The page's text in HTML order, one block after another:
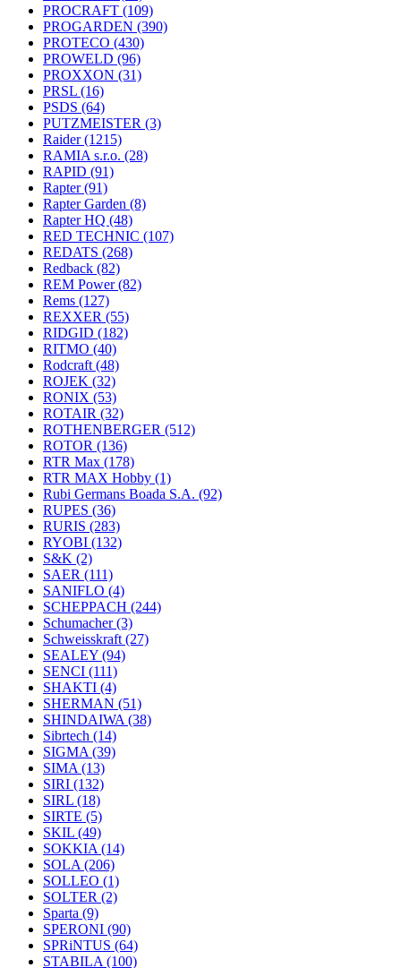
PROCRAFT (109)
PROGARDEN (390)
PROTECO (430)
PROWELD (96)
PROXXON (31)
PRSL (16)
PSDS (64)
PUTZMEISTER (3)
Raider(1215)
RAMIA s.r.o. (28)
RAPID (91)
Rapter(91)
Rapter Garden (8)
Rapter HQ (48)
RED TECHNIC (107)
REDATS (268)
Redback (82)
REM Power(82)
Rems (127)
REXXER (55)
RIDGID (182)
RITMO (40)
Rodcraft (48)
ROJEK (32)
RONIX (53)
ROTAIR (32)
ROTHENBERGER (512)
ROTOR (136)
RTR Max (178)
RTR MAX Hobby (1)
Rubi Germans Boada S.A. (92)
RUPES (36)
RURIS (283)
RYOBI (132)
S&K (2)
SAER (111)
SANIFLO (4)
SCHEPPACH (244)
Schumacher(3)
Schweisskraft (27)
SEALEY (94)
SENCI (111)
SHAKTI (4)
SHERMAN (51)
SHINDAIWA (38)
Sibrtech (14)
SIGMA (39)
SIMA (13)
SIRI (132)
SIRL (18)
SIRTE (5)
SKIL (49)
SOKKIA (14)
SOLA (206)
SOLLEO (1)
SOLTER (2)
Sparta (9)
SPERONI (90)
SPRiNTUS (64)
STABILA (100)